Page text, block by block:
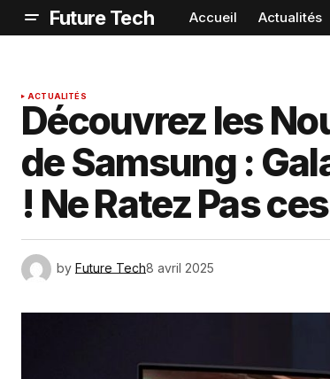
Future Tech Accueil Actualités
ACTUALITÉS
Découvrez les
de Samsung :
! Ne Ratez Pas
by Future Tech8 avril 2025